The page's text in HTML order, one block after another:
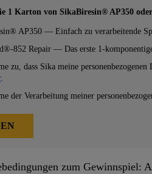
zum Gewinnspiel: